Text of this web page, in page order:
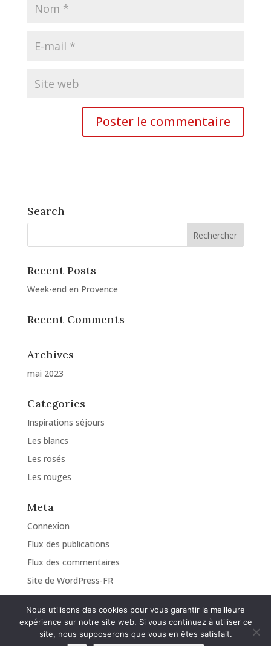
Search
Recent Posts
Week-end en Provence
Recent Comments
Archives
mai 2023
Categories
Inspirations séjours
Les blancs
Les rosés
Les rouges
Meta
Connexion
Flux des publications
Flux des commentaires
Site de WordPress-FR
Design deElegant Themes| Propulsé par
Nous utilisons des cookies pour vous garantir la meilleure
expérience sur notre site web. Si vous continuez à utiliser ce
site, nous supposerons que vous en êtes satisfait.